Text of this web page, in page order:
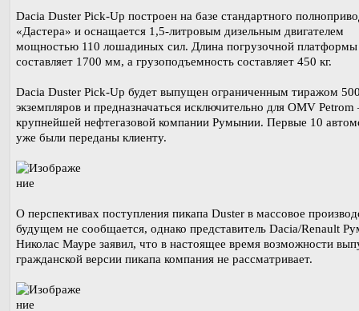
Dacia Duster Pick-Up построен на базе стандартного
«Дастера» и оснащается 1,5-литровым дизельным двигателем
мощностью 110 лошадиных сил. Длина погрузочной платформы
составляет 1700 мм, а грузоподъемность составляет 450 кг.
Dacia Duster Pick-Up будет выпущен ограниченным тиражом
экземпляров и предназначаться исключительно для OMV
крупнейшей нефтегазовой компании Румынии. Первые 10
уже были переданы клиенту.
О перспективах поступления пикапа Duster в массовое
будущем не сообщается, однако представитель Dacia/Renault
Николас Мауре заявил, что в настоящее время возможности
гражданской версии пикапа компания не рассматривает.